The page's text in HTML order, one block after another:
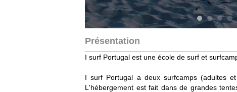
Présentation
I surf Portugal est une école de surf et
I surf Portugal a deux surfcamps (adultes
L'hébergement est fait dans de grandes